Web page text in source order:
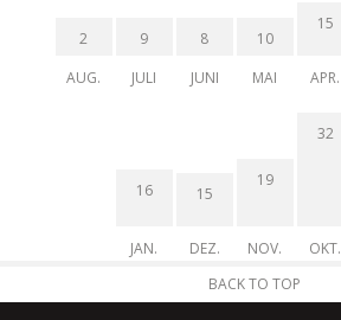
2
AUG.
9
JULI
8
JUNI
10
MAI
15
APR.
16
JAN.
15
DEZ.
19
NOV.
32
OKT.
BACK TO TOP